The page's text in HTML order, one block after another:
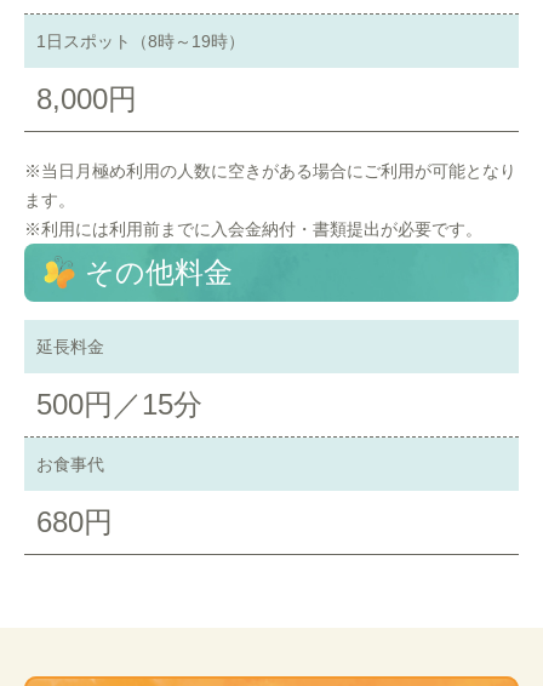
1日スポット（8時～19時）
8,000円
※当日月極め利用の人数に空きがある場合にご利用が可能となり
ます。
※利用には利用前までに入会金納付・書類提出が必要です。
その他料金
延長料金
500円／15分
お食事代
680円